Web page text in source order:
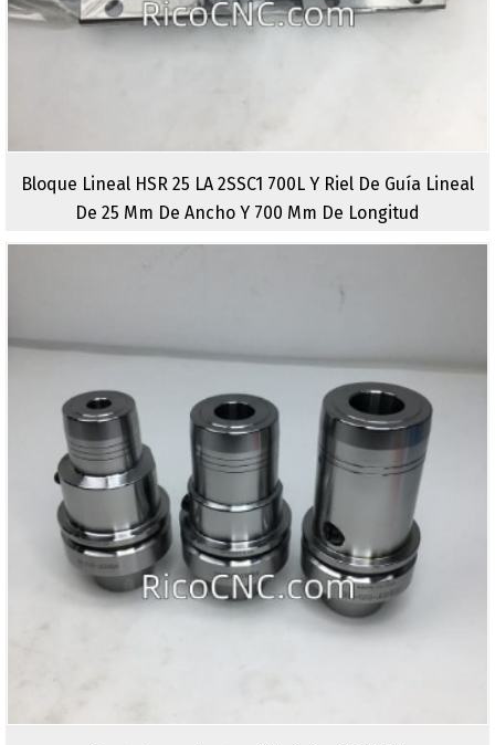
Bloque Lineal HSR 25 LA 2SSC1 700L Y Riel De Guía Lineal
De 25 Mm De Ancho Y 700 Mm De Longitud